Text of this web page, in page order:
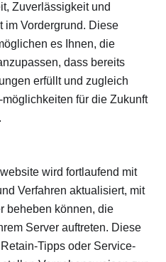
Zuverlässigkeit und
im Vordergrund. Diese
es Ihnen, die
dass bereits
erfüllt und zugleich
für die Zukunft
wird fortlaufend mit
Verfahren aktualisiert, mit
beheben können, die
Server auftreten. Diese
Tipps oder Service-